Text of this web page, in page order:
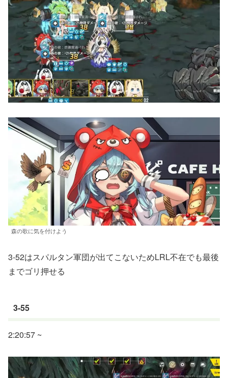
森の歌に気を付けよう
3-52はスパルタン軍団が出てこないためLRL不在でも最後
までゴリ押せる
3-55
2:20:57 ~